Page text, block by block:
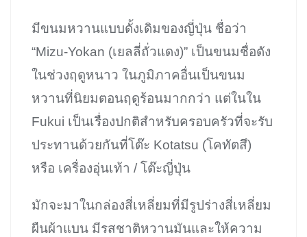
มีขนมหวานแบบดั้งเดิมของญี่ปุ่น ชื่อว่า
“Mizu-Yokan (เยลลี่ถั่วแดง)” เป็นขนมชื่อดัง
ในช่วงฤดูหนาว ในภูมิภาคอื่นเป็นขนม
หวานที่นิยมตอนฤดูร้อนมากกว่า แต่ในใน
Fukui เป็นเรื่องปกติสำหรับครอบครัวที่จะรับ
ประทานด้วยกันที่โต๊ะ Kotatsu (โคทัตสึ)
หรือ เครื่องอุ่นเท้า / โต๊ะญี่ปุ่น
มักจะมาในกล่องสี่เหลี่ยมที่มีรูปร่างสี่เหลี่ยม
ผืนผ้าแบน มีรสชาติหวานมันและให้ความ